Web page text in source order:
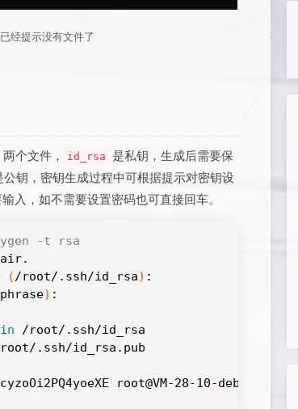
经提示没有文件了
两个文件， id_rsa
是私钥，生成后需要保
公钥，密钥生成过程中可根据提示对密钥设
入，如不需要设置密码也可直接回车。
-t rsa
( /root/.ssh/id_rsa) :
) :
in /root/.ssh/id_rsa
.ssh/id_rsa.pub
root@VM-28-10-debian